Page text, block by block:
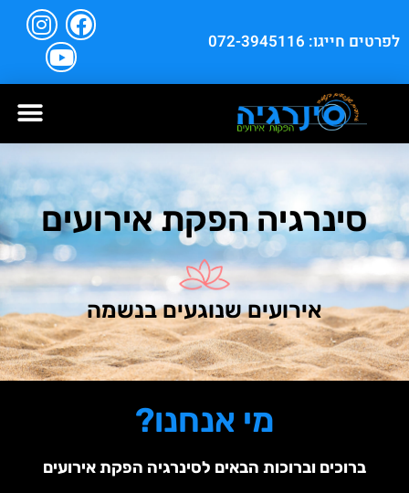
לפרטים חייגו: 072-3945116
סינרגיה הפקת אירועים
אירועים שנוגעים בנשמה
מי אנחנו?
ברוכים וברוכות הבאים לסינרגיה הפקת אירועים